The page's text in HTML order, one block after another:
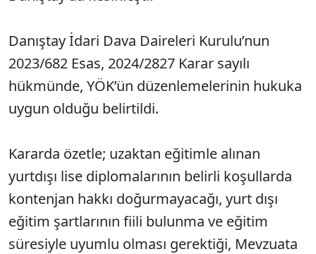
Danıştay İdari Dava Daireleri Kurulu’nun
2023/682 Esas, 2024/2827 Karar sayılı
hükmünde, YÖK’ün düzenlemelerinin hukuka
uygun olduğu belirtildi.
Kararda özetle; uzaktan eğitimle alınan
yurtdışı lise diplomalarının belirli koşullarda
kontenjan hakkı doğurmayacağı, yurt dışı
eğitim şartlarının fiili bulunma ve eğitim
süresiyle uyumlu olması gerektiği, Mevzuata